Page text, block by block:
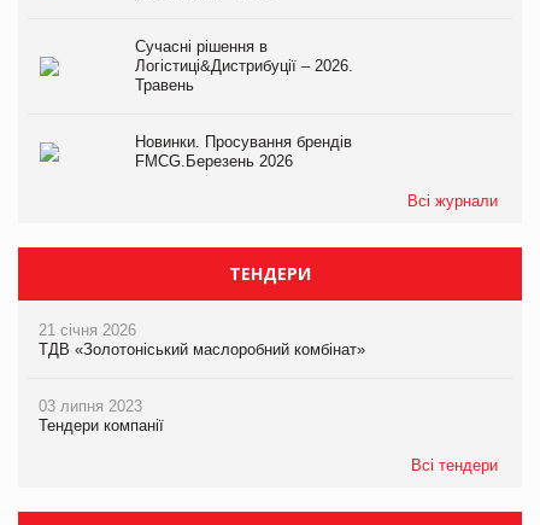
Сучасні рішення в
Логістиці&Дистрибуції – 2026.
Травень
Новинки. Просування брендів
FMCG.Березень 2026
Всі журнали
ТЕНДЕРИ
21 січня 2026
ТДВ «Золотоніський маслоробний комбінат»
03 липня 2023
Тендери компанії
Всі тендери